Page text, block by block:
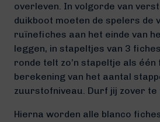
overleven. In volgorde van
duikboot moeten de spelers de
ruïnefiches aan het einde van
leggen, in stapeltjes van 3
ronde telt zo’n stapeltje als één
berekening van het aantal
zuurstofniveau. Durf jij zover te
Hierna worden alle blanco